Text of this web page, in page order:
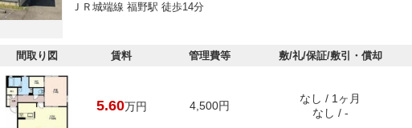
ＪＲ城端線 福野駅 徒歩14分
間取り図 賃料 管理費等 敷/礼/保証/敷引・償却
5.60万円 4,500円
なし / 1ヶ月
なし / -